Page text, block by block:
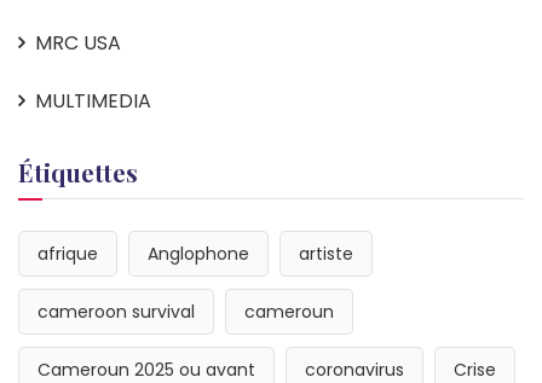
MRC USA
MULTIMEDIA
Étiquettes
afrique Anglophone artiste
cameroon survival cameroun
Cameroun 2025 ou avant coronavirus Crise